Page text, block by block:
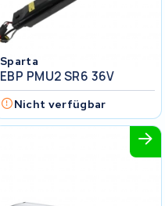
Sparta
EBP PMU2 SR6 36V
Nicht verfügbar